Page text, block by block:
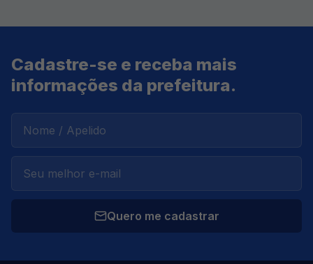
Cadastre-se e receba mais
informações da prefeitura.
Quero me cadastrar